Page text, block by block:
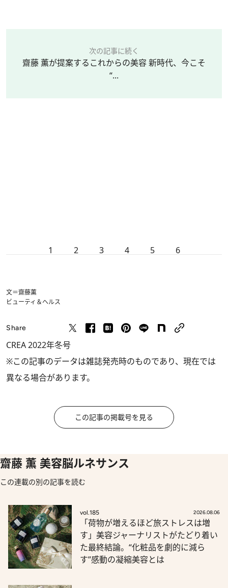
次の記事に続く
齋藤 薫が提案するこれからの美容 新時代、今こそ
“...
1 2 3 4 5 6
文＝齋藤薫
ビューティ＆ヘルス
Share
CREA 2022年冬号
※この記事のデータは雑誌発売時のものであり、現在では
異なる場合があります。
この記事の掲載号を見る
齋藤 薫 美容脳ルネサンス
この連載の別の記事を読む
vol.185 2026.08.06
「荷物が増えるほど旅ストレスは増
す」美容ジャーナリストがたどり着い
た最終結論。“化粧品を劇的に減ら
す”感動の凝縮美容とは